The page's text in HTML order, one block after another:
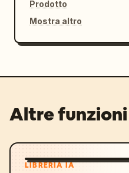
Prodotto
Mostra altro
Altre
LIBRERIA IA